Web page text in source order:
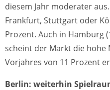
diesem Jahr moderater
Frankfurt, Stuttgart oder
Prozent. Auch in Hamburg
scheint der Markt die hohe
Vorjahres von 11 Prozent
Berlin: weiterhin